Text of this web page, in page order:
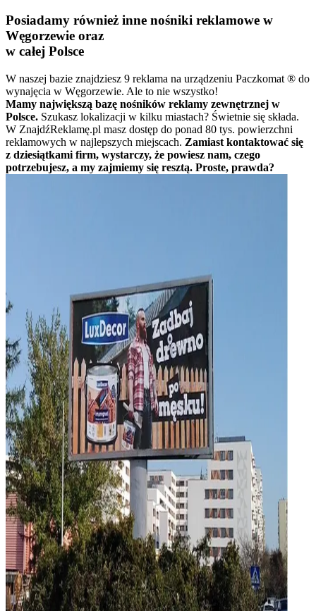
Posiadamy również inne nośniki reklamowe w
Węgorzewie oraz
w całej Polsce
W naszej bazie znajdziesz 9 reklama na urządzeniu Paczkomat ® do
wynajęcia w Węgorzewie. Ale to nie wszystko!
Mamy największą bazę nośników reklamy zewnętrznej w
Polsce. Szukasz lokalizacji w kilku miastach? Świetnie się składa.
W ZnajdźReklamę.pl masz dostęp do ponad 80 tys. powierzchni
reklamowych w najlepszych miejscach. Zamiast kontaktować się
z dziesiątkami firm, wystarczy, że powiesz nam, czego
potrzebujesz, a my zajmiemy się resztą. Proste, prawda?